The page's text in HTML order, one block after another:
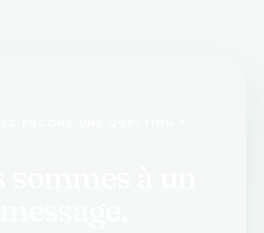
ENCORE UNE QUESTION ?